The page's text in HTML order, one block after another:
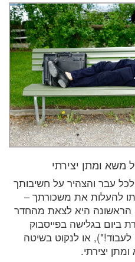
משא ומתן יצירתי
עבר והצהיר על חשיבותך
להעלות את משכורתך –
הראשונה היא לצאת מהחדר
ביום בגלישה בפייסבוק
או לנקוט בשיטה
יצירתי.